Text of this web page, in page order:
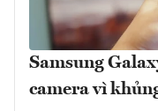
Samsung
camera vì